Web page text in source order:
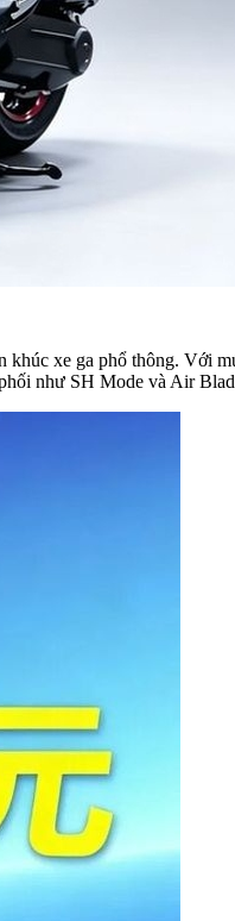
xe ga phổ thông. Với
như SH Mode và Air